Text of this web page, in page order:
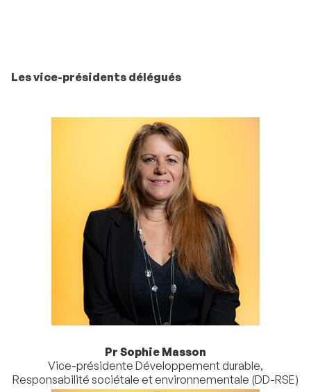
Les vice-présidents délégués
Pr Sophie Masson
Vice-présidente Développement durable,
Responsabilité sociétale et environnementale (DD-RSE)